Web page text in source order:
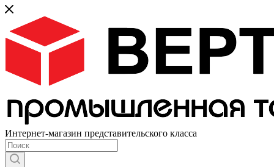
Интернет-магазин представительского класса